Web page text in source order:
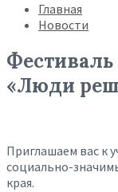
Главная
Новости
«Люди
Приглашаем вас к
социально-
края.